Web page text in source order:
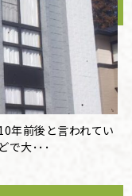
年前後と言われてい
で大･･･